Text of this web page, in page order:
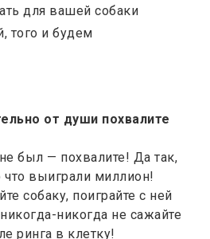
для вашей собаки
того и будем
от души похвалите
был — похвалите! Да так,
что выиграли миллион!
собаку, поиграйте с ней
никогда не сажайте
ринга в клетку!